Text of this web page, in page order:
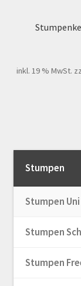
inkl. 19 % MwSt.
Stumpen
Stumpen Uni
Stumpen
Stumpen